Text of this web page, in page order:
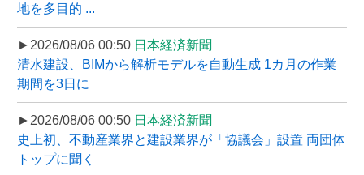
地を多目的 ...
►2026/08/06 00:50 日本経済新聞
清水建設、BIMから解析モデルを自動生成 1カ月の作業
期間を3日に
►2026/08/06 00:50 日本経済新聞
史上初、不動産業界と建設業界が「協議会」設置 両団体
トップに聞く